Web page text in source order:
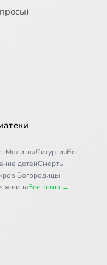
МолитваЛитургияБог
детейСмерть
Богородицы
Все темы →